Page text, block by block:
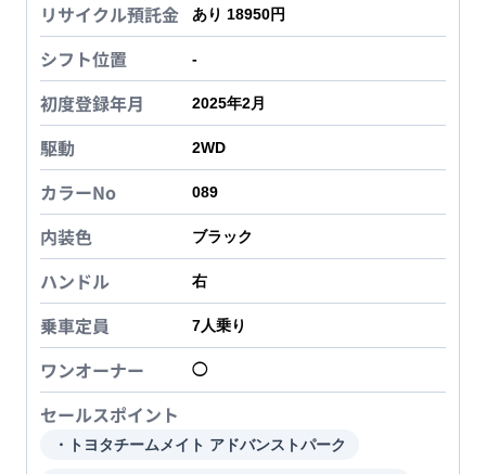
リサイクル預託金 あり 18950円
シフト位置 -
初度登録年月 2025年2月
駆動 2WD
カラーNo 089
内装色 ブラック
ハンドル 右
乗車定員 7人乗り
ワンオーナー ◯
セールスポイント
・トヨタチームメイト アドバンストパーク